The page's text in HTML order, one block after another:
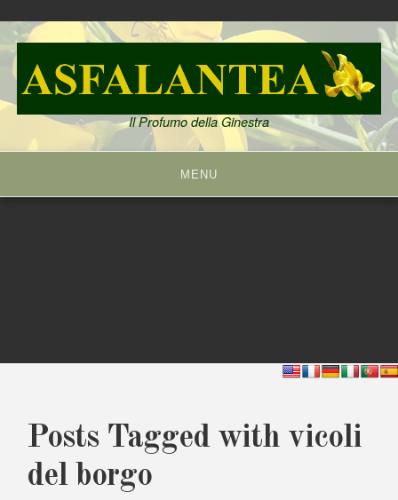
Skip
to
content
Il Profumo della Ginestra
MENU
Posts Tagged with vicoli
del borgo